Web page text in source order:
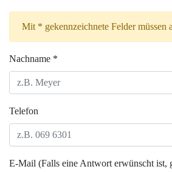
Mit * gekennzeichnete Felder müssen
Nachname *
Telefon
E-Mail (Falls eine Antwort erwünscht ist,